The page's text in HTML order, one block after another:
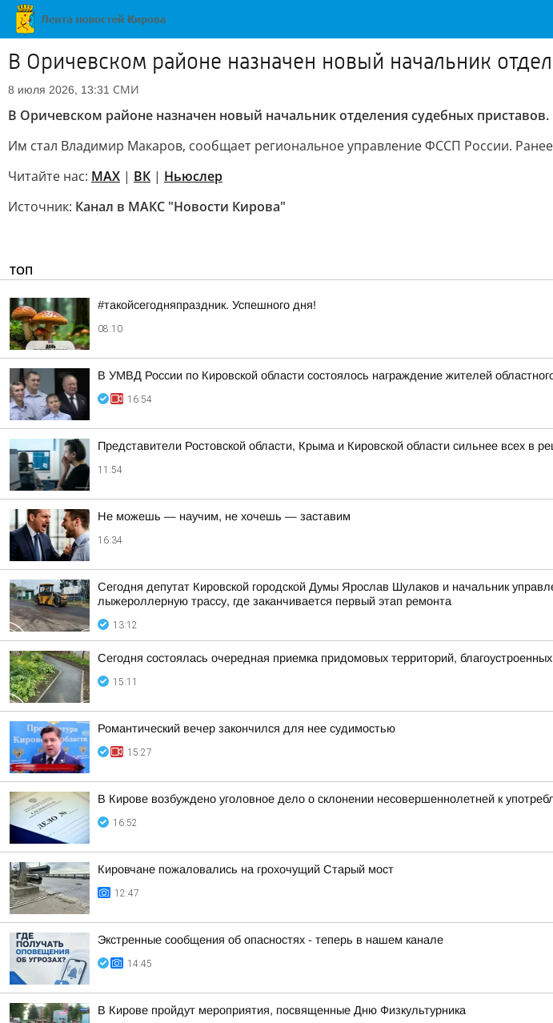
В Оричевском районе назначен новый начальник
8 июля 2026, 13:31 СМИ
В Оричевском районе назначен новый начальник отделения судебных приставов.
Им стал Владимир Макаров, сообщает региональное управление ФССП России.
Читайте нас: MAX | ВК | Ньюслер
Источник: Канал в МАКС "Новости Кирова"
ТОП
#такойсегодняпраздник. Успешного дня!
08:10
В УМВД России по Кировской области состоялось награждение жителей
16:54
Представители Ростовской области, Крыма и Кировской области сильнее всех в
11:54
Не можешь — научим, не хочешь — заставим
16:34
Сегодня депутат Кировской городской Думы Ярослав Шулаков и начальник
лыжероллерную трассу, где заканчивается первый этап ремонта
13:12
Сегодня состоялась очередная приемка придомовых территорий,
15:11
Романтический вечер закончился для нее судимостью
15:27
В Кирове возбуждено уголовное дело о склонении несовершеннолетней к
16:52
Кировчане пожаловались на грохочущий Старый мост
12:47
Экстренные сообщения об опасностях - теперь в нашем канале
14:45
В Кирове пройдут мероприятия, посвященные Дню Физкультурника